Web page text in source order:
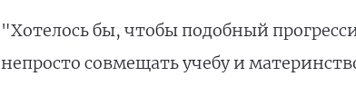
"Хотелось бы, чтобы подобный
непросто совмещать учебу и